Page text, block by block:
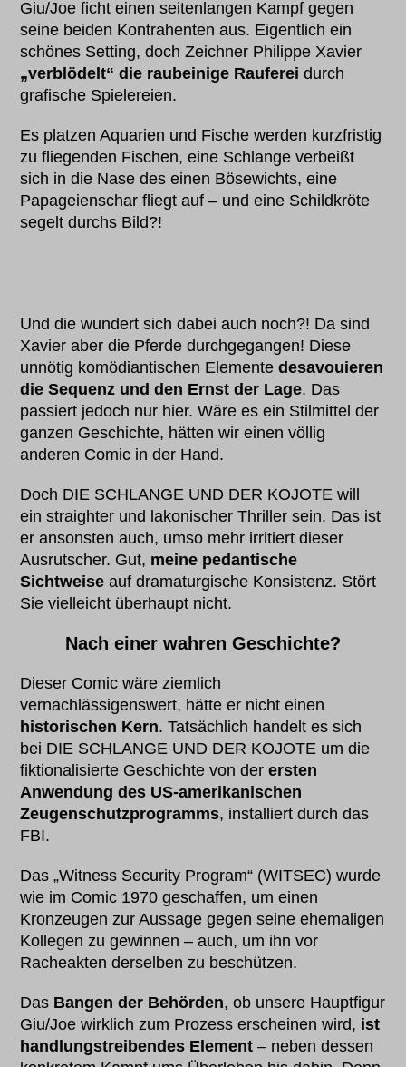
Giu/Joe ficht einen seitenlangen Kampf gegen
seine beiden Kontrahenten aus. Eigentlich ein
schönes Setting, doch Zeichner Philippe Xavier
„verblödelt“ die raubeinige Rauferei durch
grafische Spielereien.
Es platzen Aquarien und Fische werden kurzfristig
zu fliegenden Fischen, eine Schlange verbeißt
sich in die Nase des einen Bösewichts, eine
Papageienschar fliegt auf – und eine Schildkröte
segelt durchs Bild?!
Und die wundert sich dabei auch noch?! Da sind
Xavier aber die Pferde durchgegangen! Diese
unnötig komödiantischen Elementedesavouieren
die Sequenz und den Ernst der Lage. Das
passiert jedoch nur hier. Wäre es ein Stilmittel der
ganzen Geschichte, hätten wir einen völlig
anderen Comic in der Hand.
Doch DIE SCHLANGE UND DER KOJOTE will
ein straighter und lakonischer Thriller sein. Das ist
er ansonsten auch, umso mehr irritiert dieser
Ausrutscher. Gut, meine pedantische
Sichtweiseauf dramaturgische Konsistenz. Stört
Sie vielleicht überhaupt nicht.
Nach einer wahren Geschichte?
Dieser Comic wäre ziemlich
vernachlässigenswert, hätte er nicht einen
historischen Kern. Tatsächlich handelt es sich
bei DIE SCHLANGE UND DER KOJOTE um die
fiktionalisierte Geschichte von derersten
Anwendung des US-amerikanischen
Zeugenschutzprogramms, installiert durch das
FBI.
Das „Witness Security Program“ (WITSEC) wurde
wie im Comic 1970 geschaffen, um einen
Kronzeugen zur Aussage gegen seine ehemaligen
Kollegen zu gewinnen – auch, um ihn vor
Racheakten derselben zu beschützen.
Das Bangen der Behörden, ob unsere Hauptfigur
Giu/Joe wirklich zum Prozess erscheinen wird, ist
handlungstreibendes Element – neben dessen